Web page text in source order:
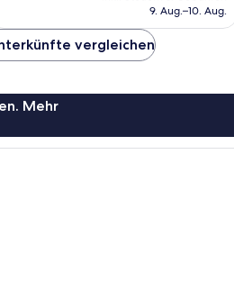
beträgt
9. Aug.–10. Aug.
vergleichen
Mehr